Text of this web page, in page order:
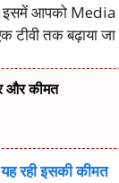
इसमें आपको
टीवी तक बढ़ाया
और कीमत
रही इसकी कीमत